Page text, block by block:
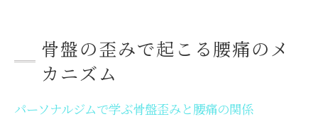
骨盤の歪みを整え腰痛予防に取り組もう
お尻の筋肉強化で健康的な体型を手に入れ
る
骨盤の歪みで起こる腰痛のメ
カニズム
パーソナルジムで学ぶ骨盤歪みと腰痛の関係